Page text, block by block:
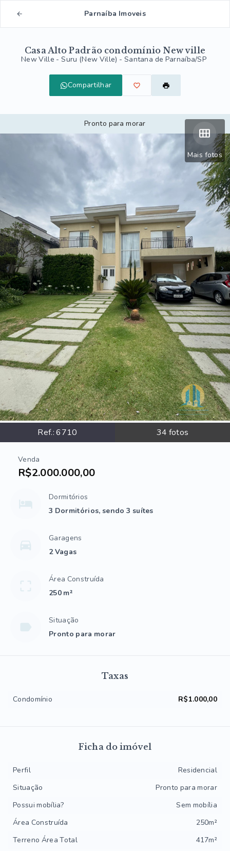
Parnaíba Imoveis
Casa Alto Padrão condomínio New ville
New Ville -Suru (New Ville) - Santana de Parnaíba/SP
Compartilhar
Mais fotos
Ref.:6710 34 fotos
Pronto para morar
Venda
R$2.000.000,00
Dormitórios
3 Dormitórios, sendo 3 suítes
Garagens
2 Vagas
Área Construída
250 m²
Situação
Pronto para morar
Taxas
Condomínio R$1.000,00
Ficha do imóvel
Perfil
Residencial
Situação
Pronto para morar
Possui mobília?
Sem mobília
Área Construída
250m²
Terreno Área Total
417m²